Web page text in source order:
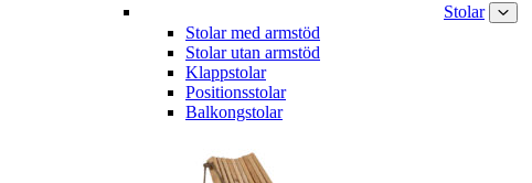
Stolar
Stolar med armstöd
Stolar utan armstöd
Klappstolar
Positionsstolar
Balkongstolar